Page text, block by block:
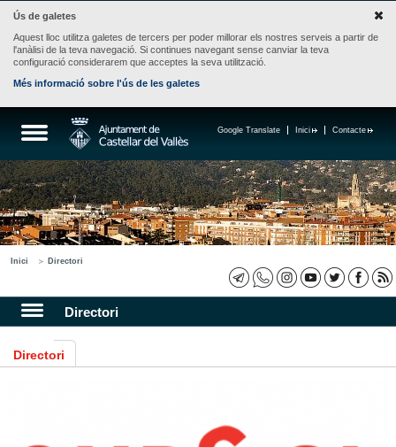
Ús de galetes
Aquest lloc utilitza galetes de tercers per poder millorar els nostres serveis a partir de
l'anàlisi de la teva navegació. Si continues navegant sense canviar la teva
configuració considerarem que acceptes la seva utilització.
Més informació sobre l'ús de les galetes
Contacte
Inici
Google Translate
Inici Directori
Directori
Directori